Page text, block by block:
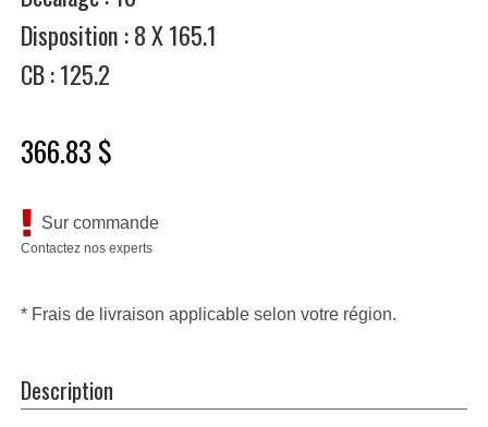
Disposition : 8 X 165.1
CB : 125.2
366.83 $
Sur commande
Contactez nos experts
* Frais de livraison applicable selon votre région.
Description